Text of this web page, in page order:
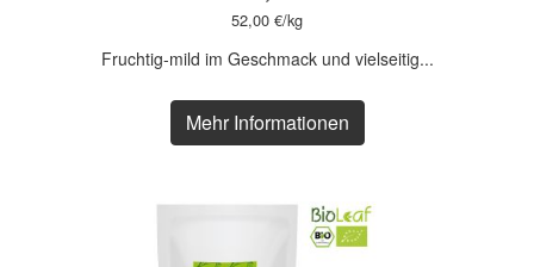
52,00 €/kg
Fruchtig-mild im Geschmack und vielseitig...
Mehr Informationen